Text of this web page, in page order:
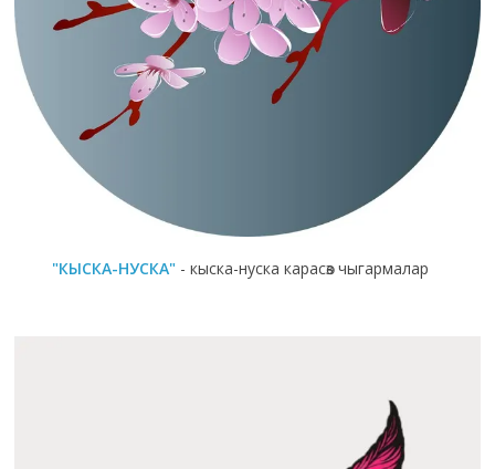
"КЫСКА-НУСКА" - кыска-нуска карасөз чыгармалар